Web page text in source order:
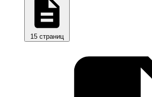
15 страниц